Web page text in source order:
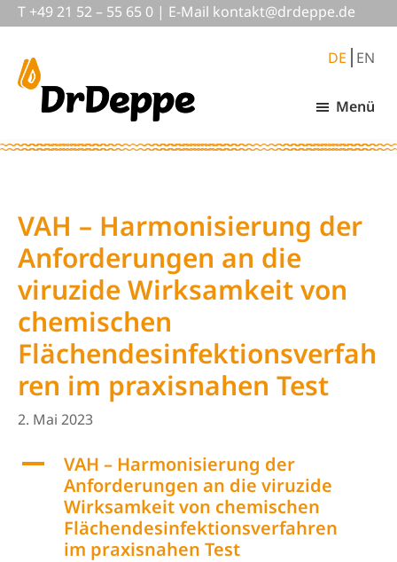
Skip
to
content
Zur
Fußzeile
T +49 21 52 – 55 65 0 | E-Mail ed.ep
pedrd
@tkat
nok
DE EN
schützen,
Menü
VAH – Harmonisierung der
Anforderungen an die
viruzide Wirksamkeit von
chemischen
Flächendesinfektionsverfah
ren im praxisnahen Test
2. Mai 2023
A
VAH – Harmonisierung der
Anforderungen an die viruzide
Wirksamkeit von chemischen
Flächendesinfektionsverfahren
im praxisnahen Test